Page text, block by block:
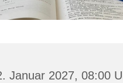
Januar 2027, 08:00